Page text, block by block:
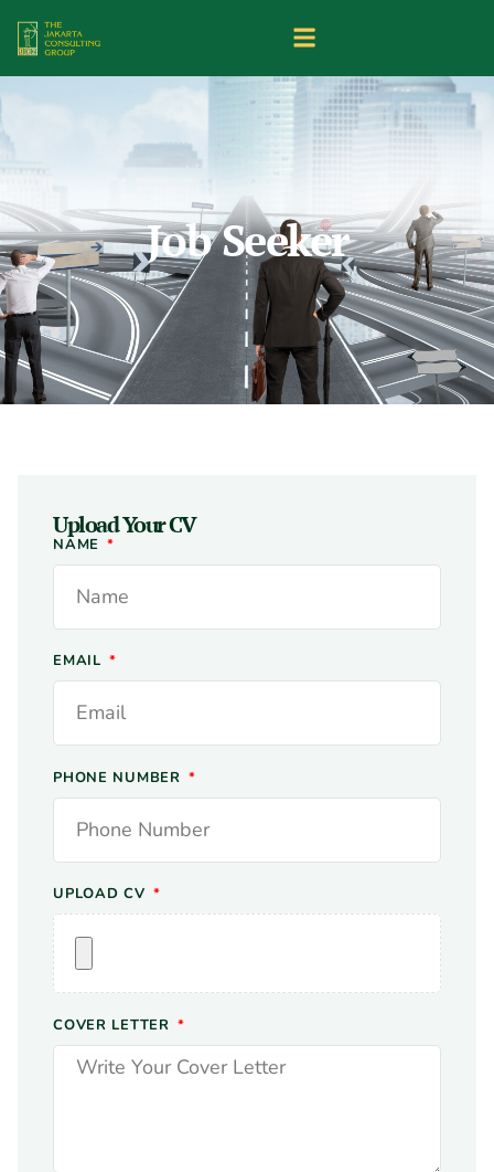
Job Seeker
Upload Your CV
NAME
EMAIL
PHONE NUMBER
UPLOAD CV
COVER LETTER